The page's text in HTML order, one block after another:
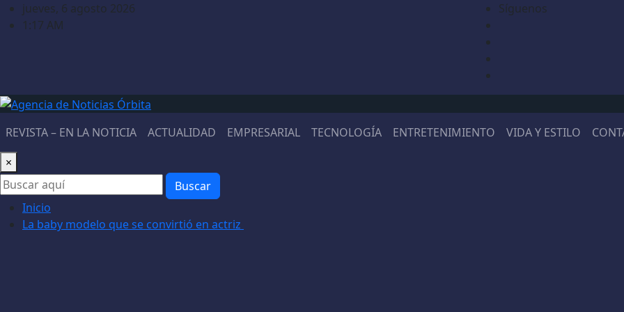
Saltarjueves, 6 agosto 2026
1:17 AM
Síguenos
REVISTA – EN LA NOTICIA ACTUALIDAD EMPRESARIAL TECNOLOGÍA ENTRETENIMIENTO VIDA Y ESTILO
×
Buscar
Inicio
La baby modelo que se convirtió en actriz